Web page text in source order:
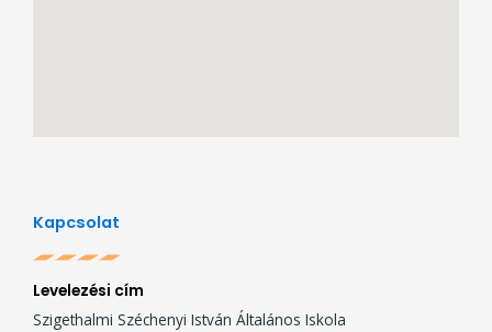
Kapcsolat
Levelezési cím
Szigethalmi Széchenyi István Általános Iskola